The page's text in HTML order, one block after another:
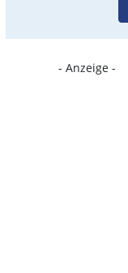
- Anzeige -